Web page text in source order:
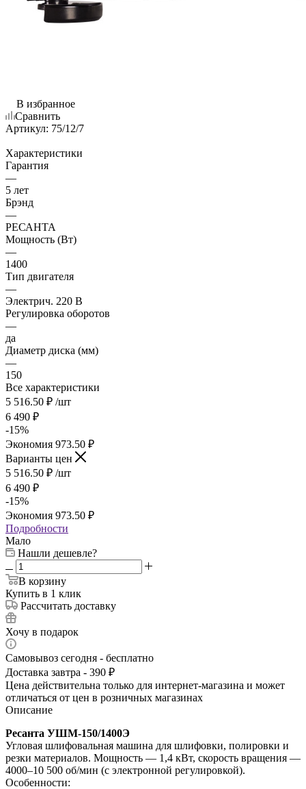
В избранное
Сравнить
Артикул: 75/12/7
Характеристики
Гарантия
—
5 лет
Брэнд
—
РЕСАНТА
Мощность (Вт)
—
1400
Тип двигателя
—
Электрич. 220 В
Регулировка оборотов
—
да
Диаметр диска (мм)
—
150
Все характеристики
5 516.50 ₽ /шт
6 490 ₽
-15%
Экономия 973.50 ₽
Варианты цен
5 516.50 ₽ /шт
6 490 ₽
-15%
Экономия 973.50 ₽
Подробности
Мало
Нашли дешевле?
В корзину
Купить в 1 клик
Рассчитать доставку
Хочу в подарок
Самовывоз сегодня - бесплатно
Доставка завтра - 390 ₽
Цена действительна только для интернет-магазина и может
отличаться от цен в розничных магазинах
Описание
Ресанта УШМ‑150/1400Э
Угловая шлифовальная машина для шлифовки, полировки и
резки материалов. Мощность — 1,4 кВт, скорость вращения —
4000–10 500 об/мин (с электронной регулировкой).
Особенности: